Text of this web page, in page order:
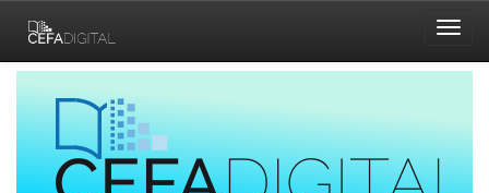
navigation